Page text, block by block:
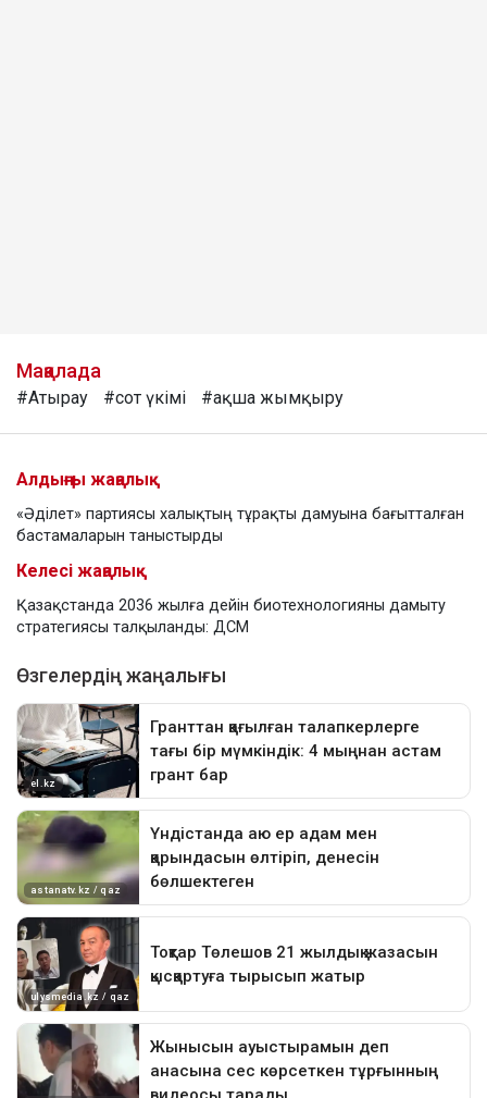
Мақалада
#Атырау #сот үкімі #ақша жымқыру
Алдыңғы жаңалық
«Әділет» партиясы халықтың тұрақты дамуына бағытталған
бастамаларын таныстырды
Келесі жаңалық
Қазақстанда 2036 жылға дейін биотехнологияны дамыту
стратегиясы талқыланды: ДСМ